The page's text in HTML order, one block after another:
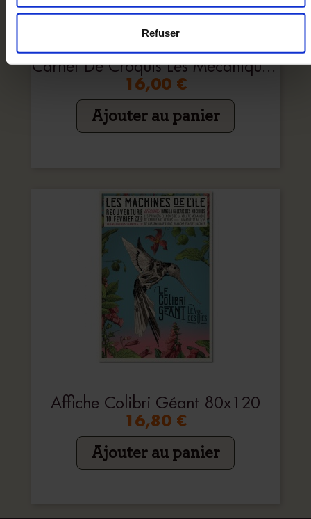
Refuser
Carnet De Croquis Les Mécaniques Savantes
16,00 €
Ajouter au panier
Affiche Colibri Géant 80x120
16,80 €
Ajouter au panier